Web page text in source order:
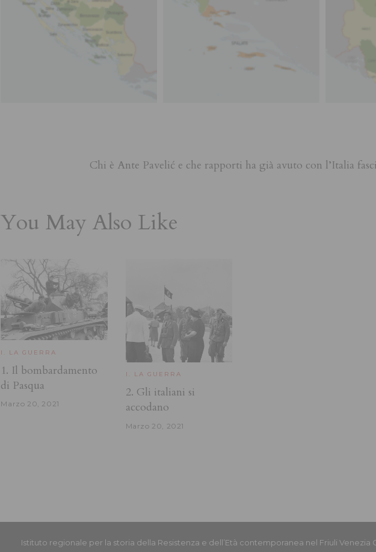
Chi è Ante Pavelić e che rapporti ha già avuto con l’Italia
You May Also Like
I. LA GUERRA
1. Il bombardamento
di Pasqua
Marzo 20, 2021
I. LA GUERRA
2. Gli italiani si
accodano
Marzo 20, 2021
Istituto regionale per la storia della Resistenza e dell’Età contemporanea nel Friuli Venezia